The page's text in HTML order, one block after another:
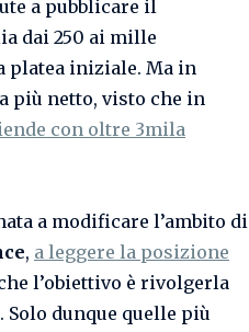
a pubblicare il
dai 250 ai mille
platea iniziale. Ma in
più netto, visto che in
con oltre 3mila
a modificare l’ambito di
, a leggere la posizione
l’obiettivo è rivolgerla
dunque quelle più